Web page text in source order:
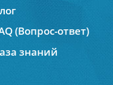
(Вопрос-ответ)
знаний